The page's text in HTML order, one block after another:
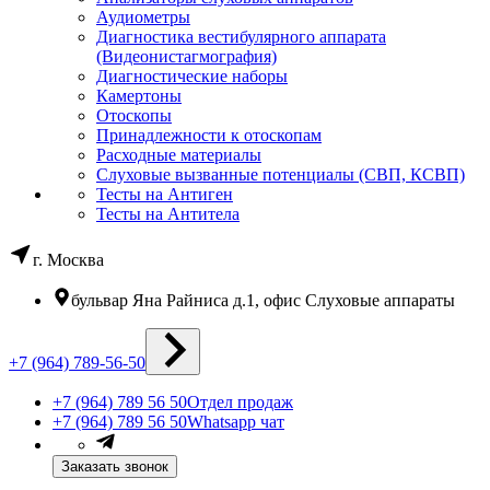
Аудиометры
Диагностика вестибулярного аппарата
(Видеонистагмография)
Диагностические наборы
Камертоны
Отоскопы
Принадлежности к отоскопам
Расходные материалы
Слуховые вызванные потенциалы (СВП, КСВП)
Тесты на Антиген
Тесты на Антитела
г. Москва
бульвар Яна Райниса д.1, офис Слуховые аппараты
+7 (964) 789-56-50
+7 (964) 789 56 50Отдел продаж
+7 (964) 789 56 50Whatsapp чат
Заказать звонок